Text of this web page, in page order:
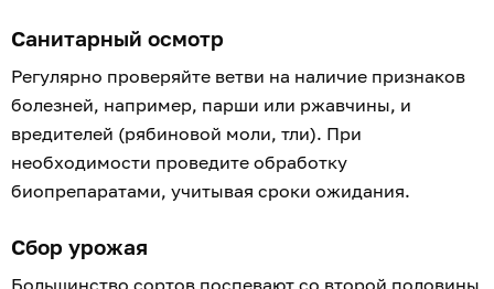
Санитарный осмотр
Регулярно проверяйте ветви на наличие признаков
болезней, например, парши или ржавчины, и
вредителей (рябиновой моли, тли). При
необходимости проведите обработку
биопрепаратами, учитывая сроки ожидания.
Сбор урожая